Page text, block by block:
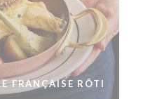
FRANÇAISE RÔTI